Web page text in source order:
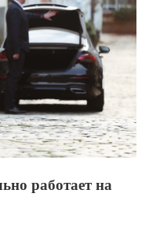
работает на